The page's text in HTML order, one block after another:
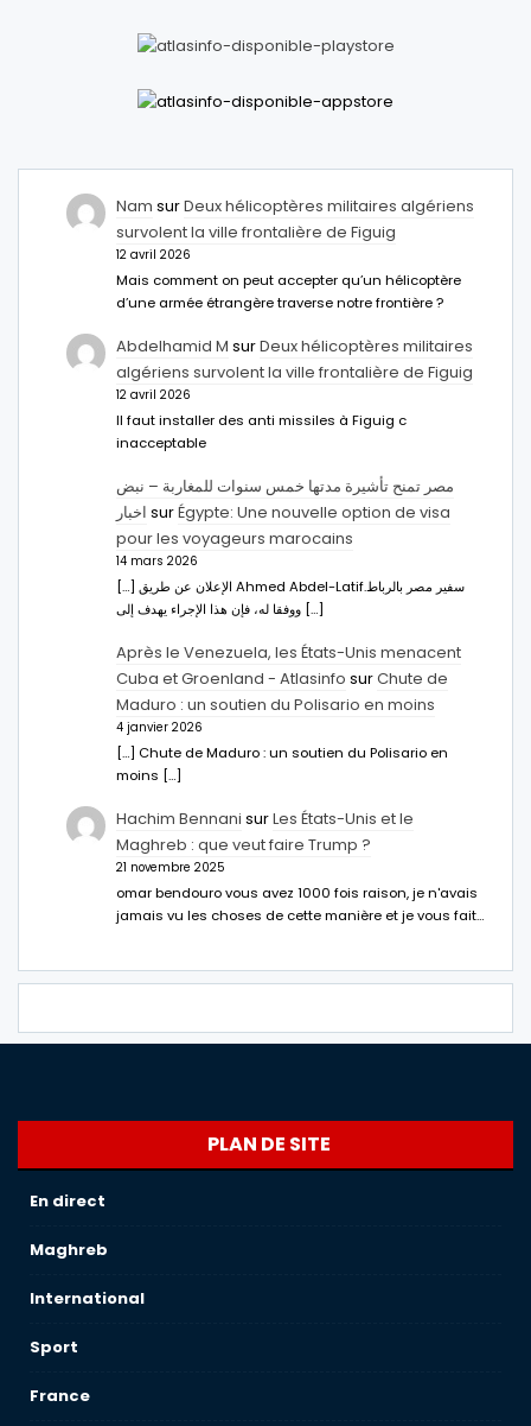
Nam surDeux hélicoptères militaires algériens
survolent la ville frontalière de Figuig
12 avril 2026
Mais comment on peut accepter qu’un hélicoptère
d’une armée étrangère traverse notre frontière ?
Abdelhamid M surDeux hélicoptères militaires
algériens survolent la ville frontalière de Figuig
12 avril 2026
Il faut installer des anti missiles à Figuig c
inacceptable
مصر تمنح تأشيرة مدتها خمس سنوات للمغاربة – نبض
اخبار surÉgypte: Une nouvelle option de visa
pour les voyageurs marocains
14 mars 2026
[…] الإعلان عن طريق Ahmed Abdel-Latifسفير مصر بالرباط.
ووفقا له، فإن هذا الإجراء يهدف إلى […]
Après le Venezuela, les États-Unis menacent
Cuba et Groenland - Atlasinfo surChute de
Maduro : un soutien du Polisario en moins
4 janvier 2026
[…] Chute de Maduro : un soutien du Polisario en
moins […]
Hachim Bennani surLes États-Unis et le
Maghreb : que veut faire Trump ?
21 novembre 2025
omar bendouro vous avez 1000 fois raison, je n'avais
jamais vu les choses de cette manière et je vous fait…
PLAN DE SITE
En direct
Maghreb
International
Sport
France